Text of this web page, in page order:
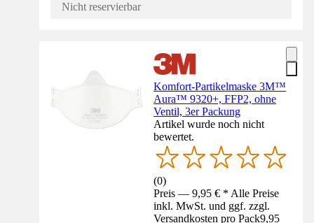
Nicht reservierbar
Komfort-Partikelmaske 3M™
Aura™ 9320+, FFP2, ohne
Ventil, 3er Packung
Artikel wurde noch nicht
bewertet.
(0)
Preis — 9,95 € * Alle Preise
inkl. MwSt. und ggf. zzgl.
Versandkosten pro Pack9,95